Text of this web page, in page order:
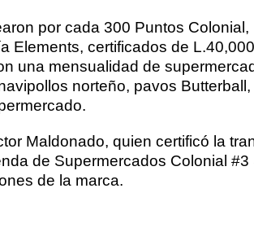
por cada 300 Puntos
certificados de
una mensualidad de
norteño, pavos
Maldonado, quien certificó la
de Supermercados Colonial
de la marca.